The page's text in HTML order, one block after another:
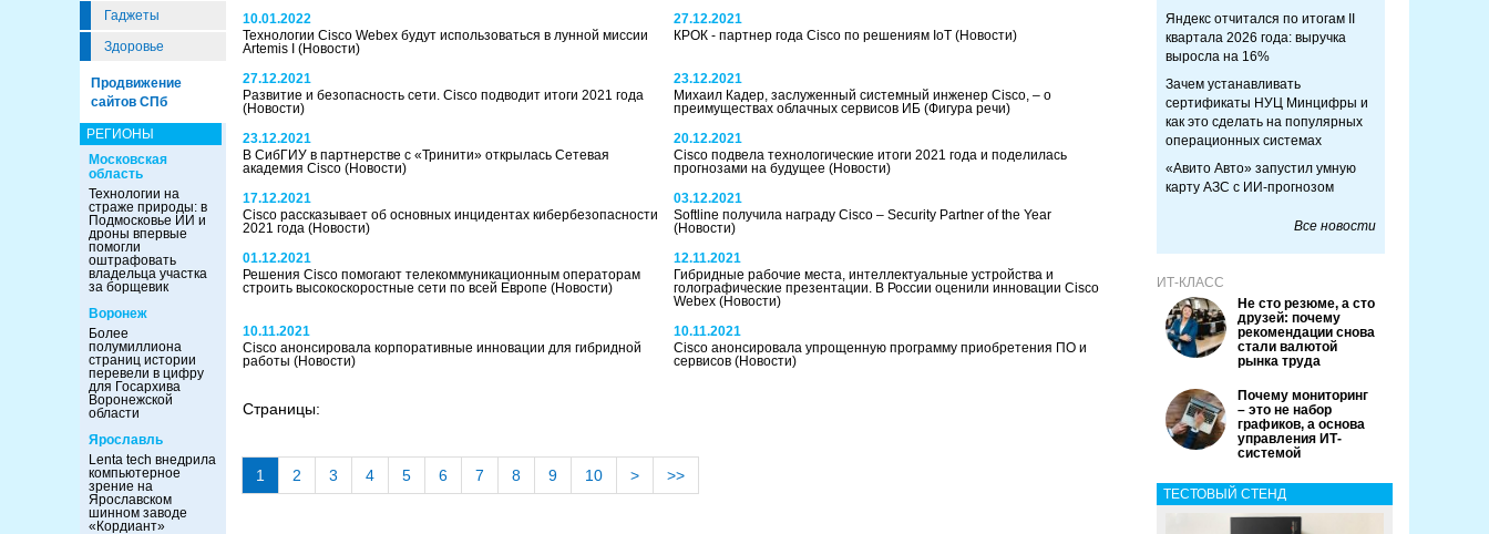
Гаджеты
Здоровье
Продвижение
сайтов СПб
РЕГИОНЫ
Московская
область
Технологии на
страже природы: в
Подмосковье ИИ и
дроны впервые
помогли
оштрафовать
владельца участка
за борщевик
Воронеж
Более
полумиллиона
страниц истории
перевели в цифру
для Госархива
Воронежской
области
Ярославль
Lenta tech внедрила
компьютерное
зрение на
Ярославском
шинном заводе
«Кордиант»
10.01.2022
Технологии Cisco Webex будут использоваться в лунной миссии
Artemis I (Новости)
27.12.2021
КРОК - партнер года Cisco по решениям IoT (Новости)
27.12.2021
Развитие и безопасность сети. Cisco подводит итоги 2021 года
(Новости)
23.12.2021
Михаил Кадер, заслуженный системный инженер Cisco, – о
преимуществах облачных сервисов ИБ (Фигура речи)
23.12.2021
В СибГИУ в партнерстве с «Тринити» открылась Сетевая
академия Cisco (Новости)
20.12.2021
Cisco подвела технологические итоги 2021 года и поделилась
прогнозами на будущее (Новости)
17.12.2021
Cisco рассказывает об основных инцидентах кибербезопасности
2021 года (Новости)
03.12.2021
Softline получила награду Cisco – Security Partner of the Year
(Новости)
01.12.2021
Решения Cisco помогают телекоммуникационным операторам
строить высокоскоростные сети по всей Европе (Новости)
12.11.2021
Гибридные рабочие места, интеллектуальные устройства и
голографические презентации. В России оценили инновации Cisco
Webex (Новости)
10.11.2021
Cisco анонсировала корпоративные инновации для гибридной
работы (Новости)
10.11.2021
Cisco анонсировала упрощенную программу приобретения ПО и
сервисов (Новости)
Страницы:
1 2 3 4 5 6 7 8 9 10 > >>
Яндекс отчитался по итогам II
квартала 2026 года: выручка
выросла на 16%
Зачем устанавливать
сертификаты НУЦ Минцифры и
как это сделать на популярных
операционных системах
«Авито Авто» запустил умную
карту АЗС с ИИ-прогнозом
Все новости
ИТ-КЛАСС
Не сто резюме, а сто
друзей: почему
рекомендации снова
стали валютой
рынка труда
Почему мониторинг
– это не набор
графиков, а основа
управления ИТ-
системой
ТЕСТОВЫЙ СТЕНД